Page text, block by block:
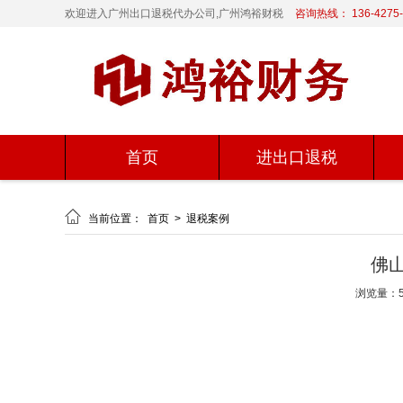
欢迎进入广州出口退税代办公司,广州鸿裕财税 咨询热线： 136-
首页 进出口退税
 当前位置： 首页 > 退税案例
佛
浏览量：